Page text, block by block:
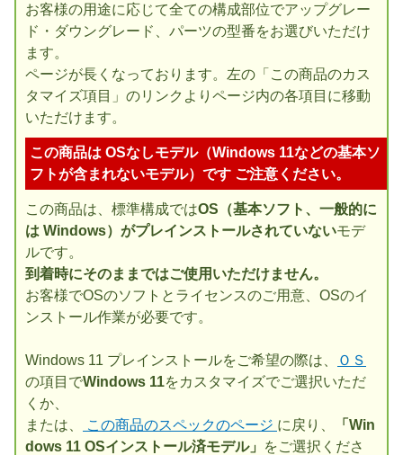
お客様の用途に応じて全ての構成部位でアップグレー
ド・ダウングレード、パーツの型番をお選びいただけ
ます。
ページが長くなっております。左の「この商品のカス
タマイズ項目」のリンクよりページ内の各項目に移動
いただけます。
この商品は OSなしモデル（Windows 11などの基本ソ
フトが含まれないモデル）です ご注意ください。
この商品は、標準構成ではOS（基本ソフト、一般的に
は Windows）がプレインストールされていないモデ
ルです。
到着時にそのままではご使用いただけません。
お客様でOSのソフトとライセンスのご用意、OSのイ
ンストール作業が必要です。
Windows 11 プレインストールをご希望の際は、
ＯＳ
の項目でWindows 11をカスタマイズでご選択いただ
くか、
または、
この商品のスペックのページ に戻り、
「Win
dows 11 OSインストール済モデル」
をご選択くださ